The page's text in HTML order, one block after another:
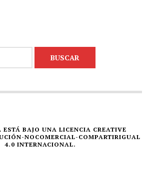
ESTÁ BAJO UNA LICENCIA CREATIVE
NOCOMERCIAL-COMPARTIRIGUAL
4.0 INTERNACIONAL.